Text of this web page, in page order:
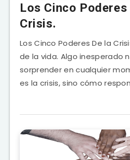
Los Cinco Poderes
Crisis.
Los Cinco Poderes De la
de la vida. Algo inesperado
sorprender en cualquier
es la crisis, sino cómo